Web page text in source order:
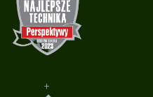
+